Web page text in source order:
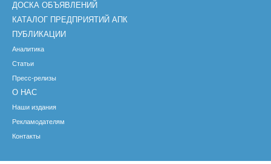
ДОСКА ОБЪЯВЛЕНИЙ
КАТАЛОГ ПРЕДПРИЯТИЙ АПК
ПУБЛИКАЦИИ
Аналитика
Статьи
Пресс-релизы
О НАС
Наши издания
Рекламодателям
Контакты